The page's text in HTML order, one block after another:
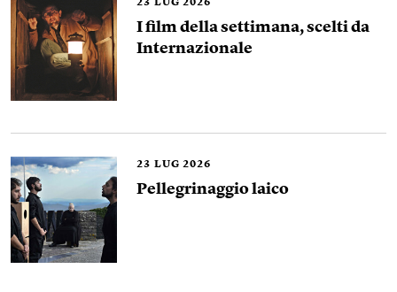
23 LUG 2026
I film della settimana, scelti da
Internazionale
23 LUG 2026
Pellegrinaggio laico